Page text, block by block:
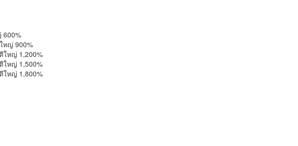
600%
หญ่ 900%
ใหญ่ 1,200%
ใหญ่ 1,500%
ใหญ่ 1,800%